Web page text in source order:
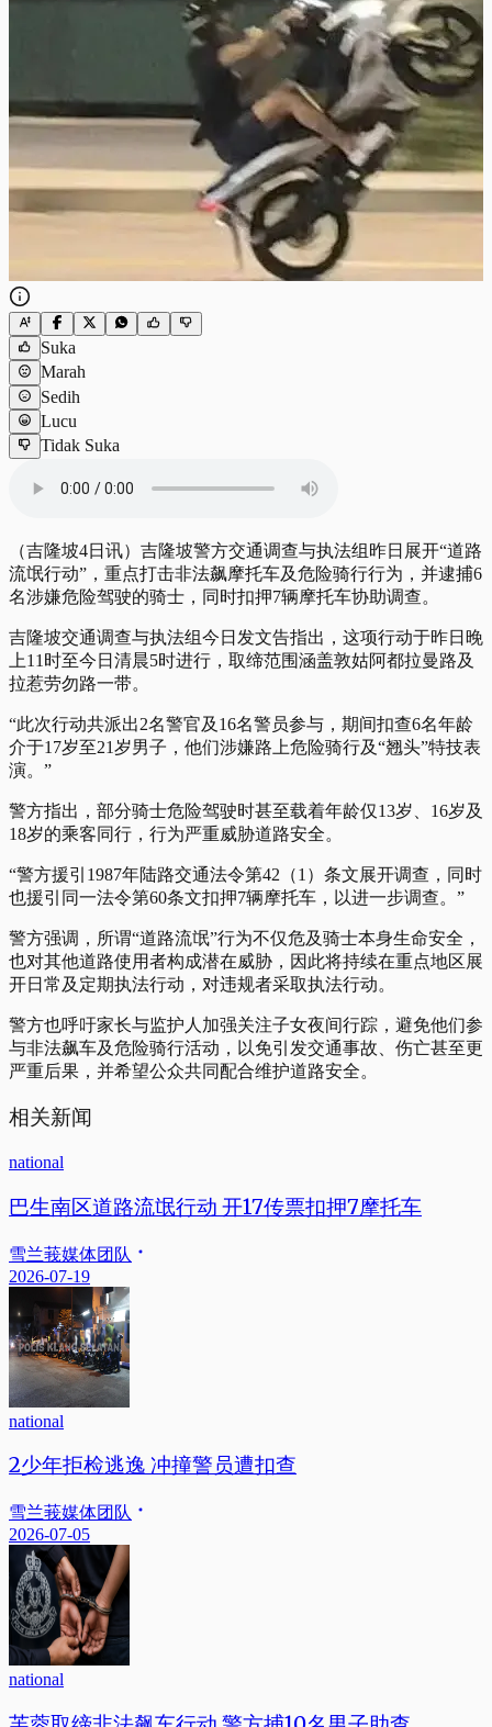
Suka
Marah
Sedih
Lucu
Tidak Suka
（吉隆坡4日讯）吉隆坡警方交通调查与执法组昨日展开“道路
流氓行动”，重点打击非法飙摩托车及危险骑行行为，并逮捕6
名涉嫌危险驾驶的骑士，同时扣押7辆摩托车协助调查。
吉隆坡交通调查与执法组今日发文告指出，这项行动于昨日晚
上11时至今日清晨5时进行，取缔范围涵盖敦姑阿都拉曼路及
拉惹劳勿路一带。
“此次行动共派出2名警官及16名警员参与，期间扣查6名年龄
介于17岁至21岁男子，他们涉嫌路上危险骑行及“翘头”特技表
演。”
警方指出，部分骑士危险驾驶时甚至载着年龄仅13岁、16岁及
18岁的乘客同行，行为严重威胁道路安全。
“警方援引1987年陆路交通法令第42（1）条文展开调查，同时
也援引同一法令第60条文扣押7辆摩托车，以进一步调查。”
警方强调，所谓“道路流氓”行为不仅危及骑士本身生命安全，
也对其他道路使用者构成潜在威胁，因此将持续在重点地区展
开日常及定期执法行动，对违规者采取执法行动。
警方也呼吁家长与监护人加强关注子女夜间行踪，避免他们参
与非法飙车及危险骑行活动，以免引发交通事故、伤亡甚至更
严重后果，并希望公众共同配合维护道路安全。
相关新闻
national
巴生南区道路流氓行动 开17传票扣押7摩托车
雪兰莪媒体团队
2026-07-19
national
2少年拒检逃逸 冲撞警员遭扣查
雪兰莪媒体团队
2026-07-05
national